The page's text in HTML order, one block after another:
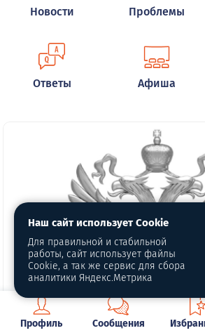
Новости Проблемы
Ответы Афиша
Профиль Сообщения
Наш сайт использует Cookie
Для правильной и стабильной
работы, сайт использует файлы
Cookie, а так же сервис для сбора
аналитики Яндекс.Метрика